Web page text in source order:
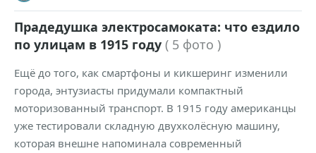
Прадедушка электросамоката: что ездило
по улицам в 1915 году ( 5 фото )
Ещё до того, как смартфоны и кикшеринг изменили
города, энтузиасты придумали компактный
моторизованный транспорт. В 1915 году американцы
уже тестировали складную двухколёсную машину,
которая внешне напоминала современный